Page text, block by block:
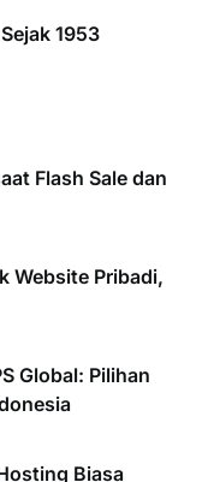
1953
Flash Sale dan
Website Pribadi,
Global: Pilihan
Biasa